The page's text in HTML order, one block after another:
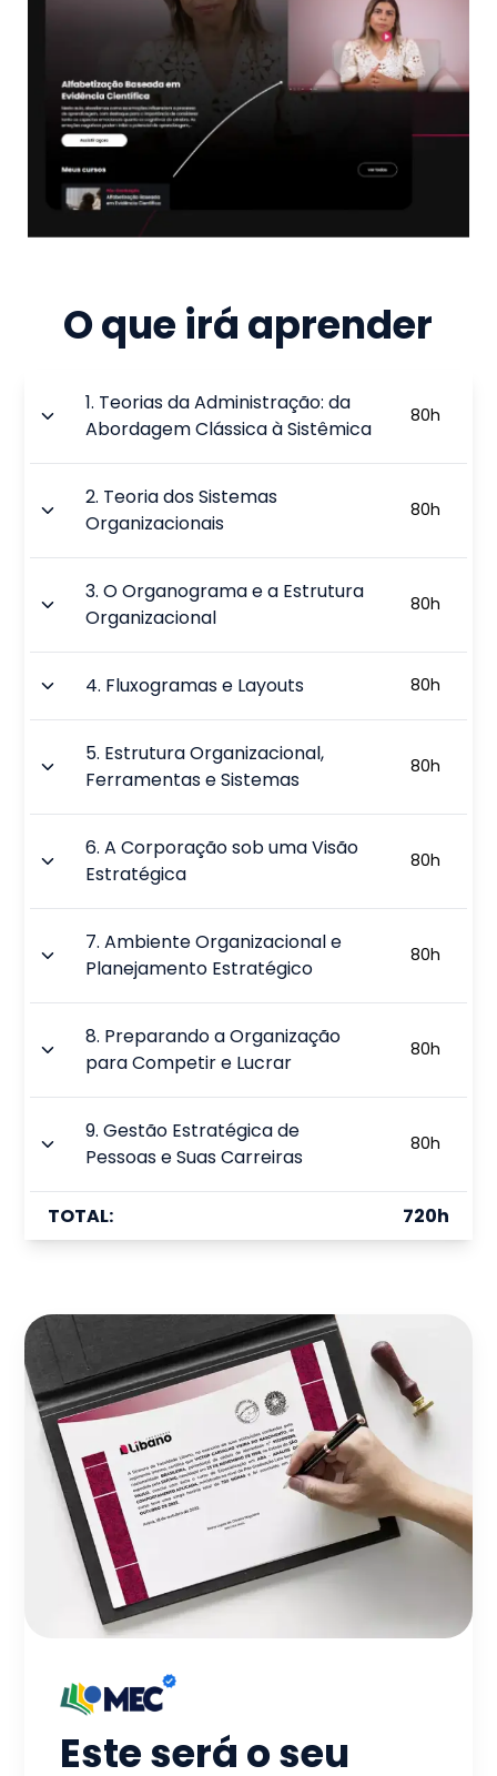
O que irá aprender
1. Teorias da Administração: da
Abordagem Clássica à Sistêmica
80h
2. Teoria dos Sistemas
Organizacionais
80h
3.O Organograma e a Estrutura
Organizacional
80h
4. Fluxogramas e Layouts 80h
5. Estrutura Organizacional,
Ferramentas e Sistemas
80h
6.A Corporação sob uma Visão
Estratégica
80h
7.Ambiente Organizacional e
Planejamento Estratégico
80h
8. Preparando a Organização
para Competir e Lucrar
80h
9.Gestão Estratégica de
Pessoas e Suas Carreiras
80h
TOTAL: 720h
Este será o seu